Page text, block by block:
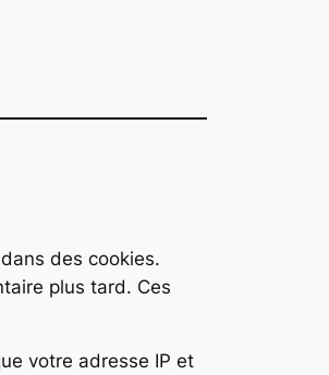
des cookies.
plus tard. Ces
votre adresse IP et